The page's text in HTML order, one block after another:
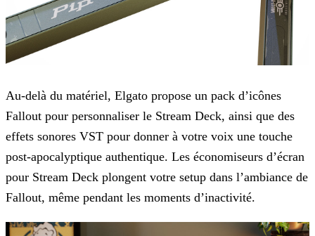
Au-delà du matériel, Elgato propose un pack d’icônes
Fallout pour personnaliser le Stream Deck, ainsi que des
effets sonores VST pour donner à votre voix une touche
post-apocalyptique authentique. Les économiseurs d’écran
pour Stream Deck plongent votre setup dans l’ambiance de
Fallout, même pendant les moments d’inactivité.